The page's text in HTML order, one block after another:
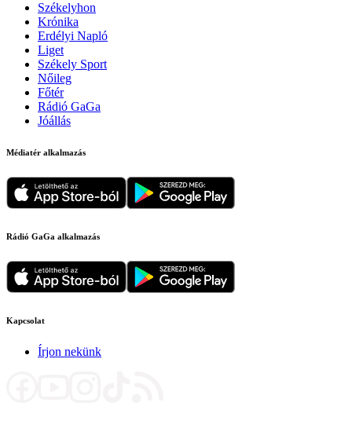
Székelyhon
Krónika
Erdélyi Napló
Liget
Székely Sport
Nőileg
Főtér
Rádió GaGa
Jóállás
Médiatér alkalmazás
Rádió GaGa alkalmazás
Kapcsolat
Írjon nekünk